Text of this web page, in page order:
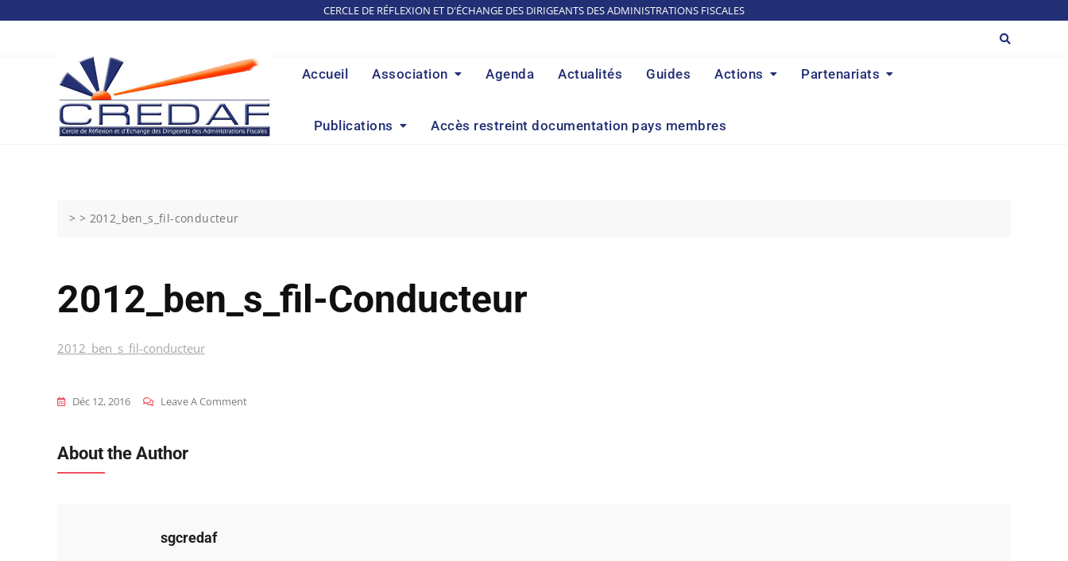
CERCLE DE RÉFLEXION ET D'ÉCHANGE DES DIRIGEANTS DES ADMINISTRATIONS FISCALES
Accueil Association Agenda Actualités Guides Actions Partenariats
Publications Accès restreint documentation pays membres
> > 2012_ben_s_fil-conducteur
2012_ben_s_fil-Conducteur
2012_ben_s_fil-conducteur
Déc 12, 2016 Leave A CommentOn
About the Author
sgcredaf